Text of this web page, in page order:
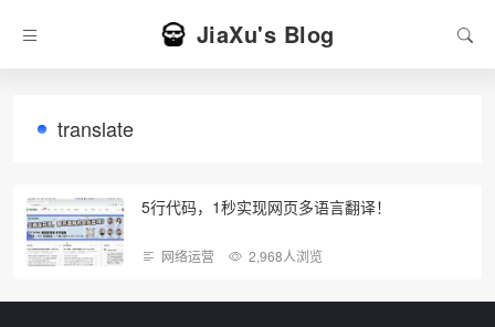
JiaXu's Blog
translate
5行代码，1秒实现网页多语言翻译！
网络运营 2,968人浏览